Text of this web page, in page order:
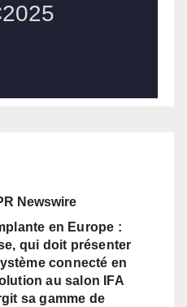
Newswire
en Europe :
qui doit présenter
connecté en
au salon IFA
sa gamme de